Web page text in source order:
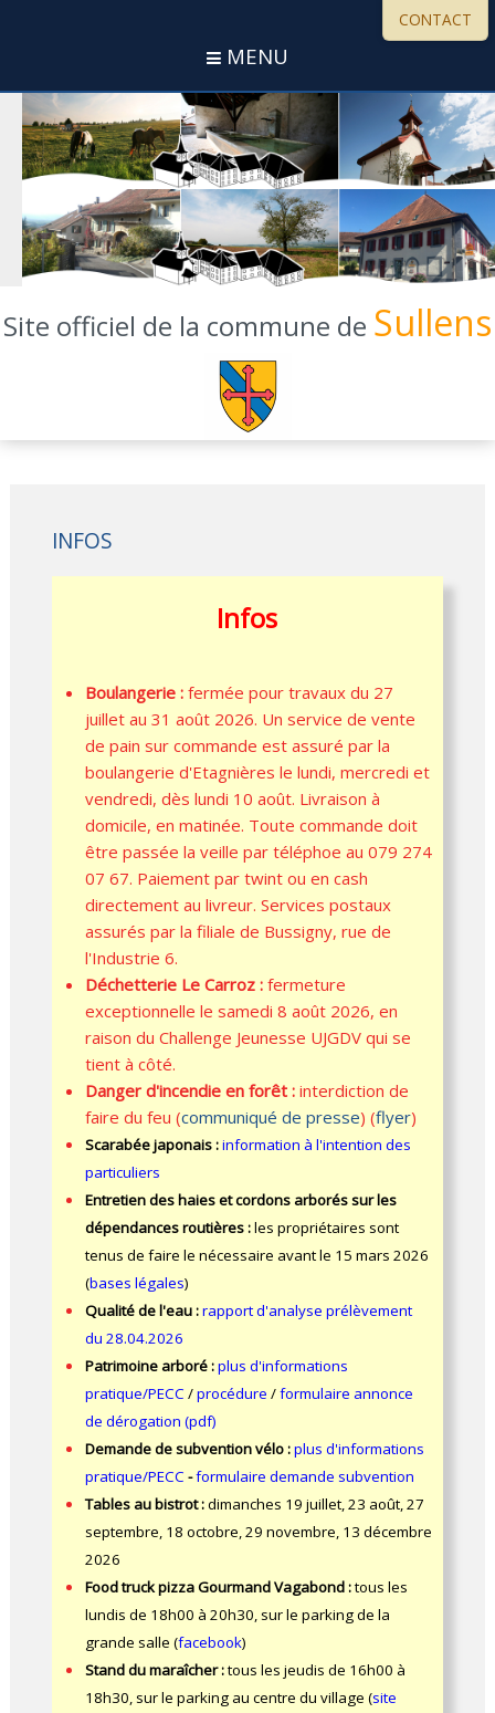
CONTACT
MENU
Site officiel de la commune de Sullens
INFOS
Infos
Boulangerie :fermée pour travaux du 27
juillet au 31 août 2026. Un service de vente
de pain sur commande est assuré par la
boulangerie d'Etagnières le lundi, mercredi et
vendredi, dès lundi 10 août. Livraison à
domicile, en matinée. Toute commande doit
être passée la veille par téléphoe au 079 274
07 67. Paiement par twint ou en cash
directement au livreur. Services postaux
assurés par la filiale de Bussigny, rue de
l'Industrie 6.
Déchetterie Le Carroz :fermeture
exceptionnelle le samedi 8 août 2026, en
raison du Challenge Jeunesse UJGDV qui se
tient à côté.
Danger d'incendie en forêt :interdiction de
faire du feu (communiqué de presse) (flyer)
Scarabée japonais :information à l'intention des
particuliers
Entretien des haies et cordons arborés sur les
dépendances routières :les propriétaires sont
tenus de faire le nécessaire avant le 15 mars 2026
(bases légales)
Qualité de l'eau :rapport d'analyse prélèvement
du 28.04.2026
Patrimoine arboré :plus d'informations
pratique/PECC /procédure /formulaire annonce
de dérogation (pdf)
Demande de subvention vélo :plus d'informations
pratique/PECC -formulaire demande subvention
Tables au bistrot :dimanches 19 juillet, 23 août, 27
septembre, 18 octobre, 29 novembre, 13 décembre
2026
Food truck pizza Gourmand Vagabond :tous les
lundis de 18h00 à 20h30, sur le parking de la
grande salle (facebook)
Stand du maraîcher :tous les jeudis de 16h00 à
18h30, sur le parking au centre du village (site